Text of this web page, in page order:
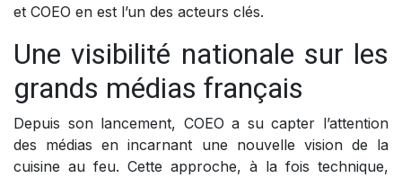
et COEO en est l’un des acteurs clés.
Une visibilité nationale sur les
grands médias français
Depuis son lancement, COEO a su capter l’attention
des médias en incarnant une nouvelle vision de la
cuisine au feu. Cette approche, à la fois technique,